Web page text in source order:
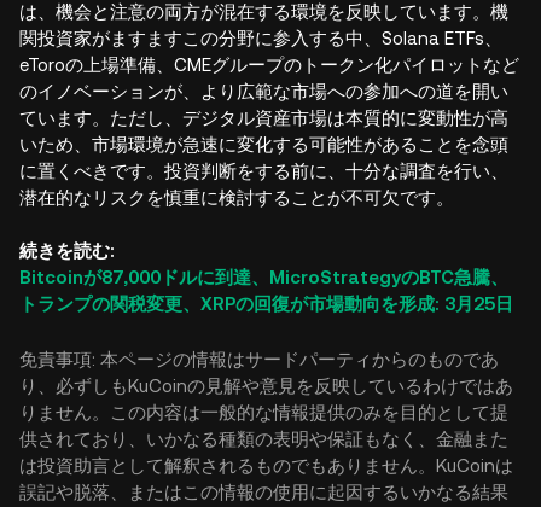
は、機会と注意の両方が混在する環境を反映しています。機
関投資家がますますこの分野に参入する中、Solana ETFs、
eToroの上場準備、CMEグループのトークン化パイロットなど
のイノベーションが、より広範な市場への参加への道を開い
ています。ただし、デジタル資産市場は本質的に変動性が高
いため、市場環境が急速に変化する可能性があることを念頭
に置くべきです。投資判断をする前に、十分な調査を行い、
潜在的なリスクを慎重に検討することが不可欠です。
続きを読む:
Bitcoinが87,000ドルに到達、MicroStrategyのBTC急騰、
トランプの関税変更、XRPの回復が市場動向を形成: 3月25日
免責事項: 本ページの情報はサードパーティからのものであ
り、必ずしもKuCoinの見解や意見を反映しているわけではあ
りません。この内容は一般的な情報提供のみを目的として提
供されており、いかなる種類の表明や保証もなく、金融また
は投資助言として解釈されるものでもありません。KuCoinは
誤記や脱落、またはこの情報の使用に起因するいかなる結果